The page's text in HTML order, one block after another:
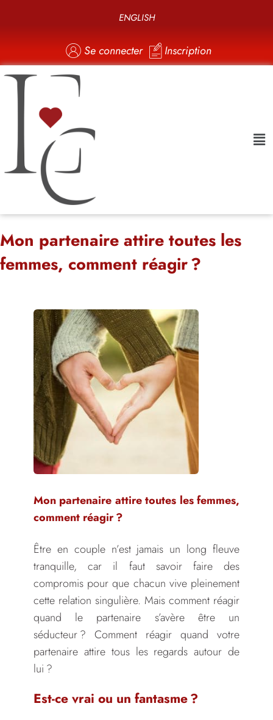
ENGLISH
Se connecter Inscription
Mon partenaire attire toutes les
femmes, comment réagir ?
Mon partenaire attire toutes les femmes,
comment réagir ?
Être en couple n’est jamais un long fleuve
tranquille, car il faut savoir faire des
compromis pour que chacun vive pleinement
cette relation singulière. Mais comment réagir
quand le partenaire s’avère être un
séducteur ? Comment réagir quand votre
partenaire attire tous les regards autour de
lui ?
Est-ce vrai ou un fantasme ?